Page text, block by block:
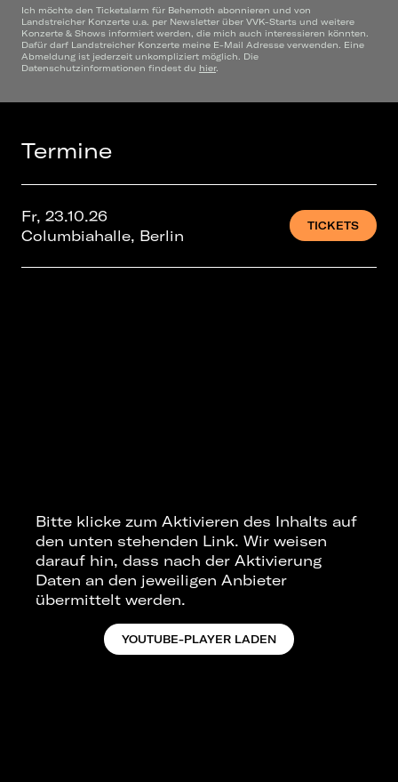
Ich möchte den Ticketalarm für Behemoth abonnieren und von
Landstreicher Konzerte u.a. per Newsletter über VVK-Starts und weitere
Konzerte & Shows informiert werden, die mich auch interessieren könnten.
Dafür darf Landstreicher Konzerte meine E-Mail Adresse verwenden. Eine
Abmeldung ist jederzeit unkompliziert möglich. Die
Datenschutzinformationen findest du hier.
Termine
Fr, 23.10.26
Columbiahalle, Berlin
TICKETS
Bitte klicke zum Aktivieren des Inhalts auf
den unten stehenden Link. Wir weisen
darauf hin, dass nach der Aktivierung
Daten an den jeweiligen Anbieter
übermittelt werden.
YOUTUBE-PLAYER LADEN